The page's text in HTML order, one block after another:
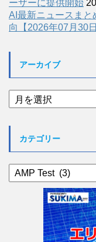
ーザーに提供開始
AI最新ニュースまと
向【2026年07月30
アーカイブ
ア
ー
カテゴリー
カ
テ